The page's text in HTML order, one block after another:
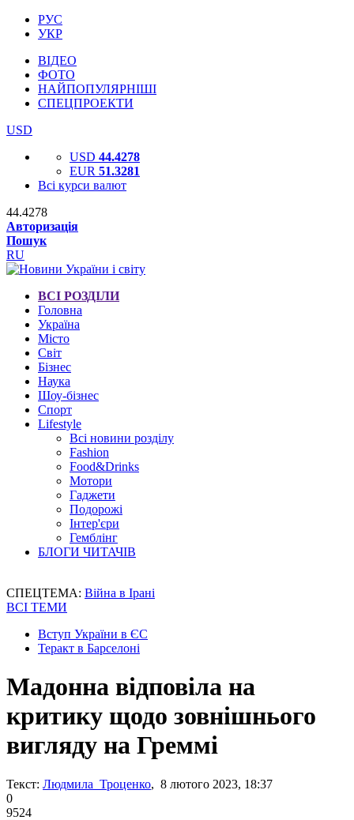
РУС
УКР
ВІДЕО
ФОТО
НАЙПОПУЛЯРНІШІ
СПЕЦПРОЕКТИ
USD
USD 44.4278
EUR 51.3281
Всі курси валют
44.4278
Авторизація
Пошук
RU
ВСІ РОЗДІЛИ
Головна
Україна
Місто
Світ
Бізнес
Наука
Шоу-бізнес
Спорт
Lifestyle
Всі новини розділу
Fashion
Food&Drinks
Мотори
Гаджети
Подорожі
Інтер'єри
Гемблінг
БЛОГИ ЧИТАЧІВ
СПЕЦТЕМА: Війна в Ірані
ВСІ ТЕМИ
Вступ України в ЄС
Теракт в Барселоні
Мадонна відповіла на
критику щодо зовнішнього
вигляду на Греммі
Текст: Людмила Троценко, 8 лютого 2023, 18:37
0
9524